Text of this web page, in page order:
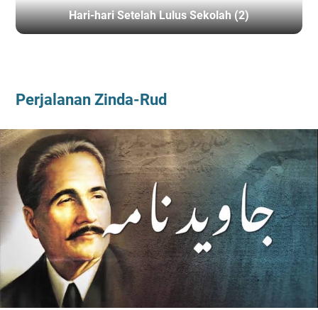
Hari-hari Setelah Lulus Sekolah (2)
Perjalanan Zinda-Rud